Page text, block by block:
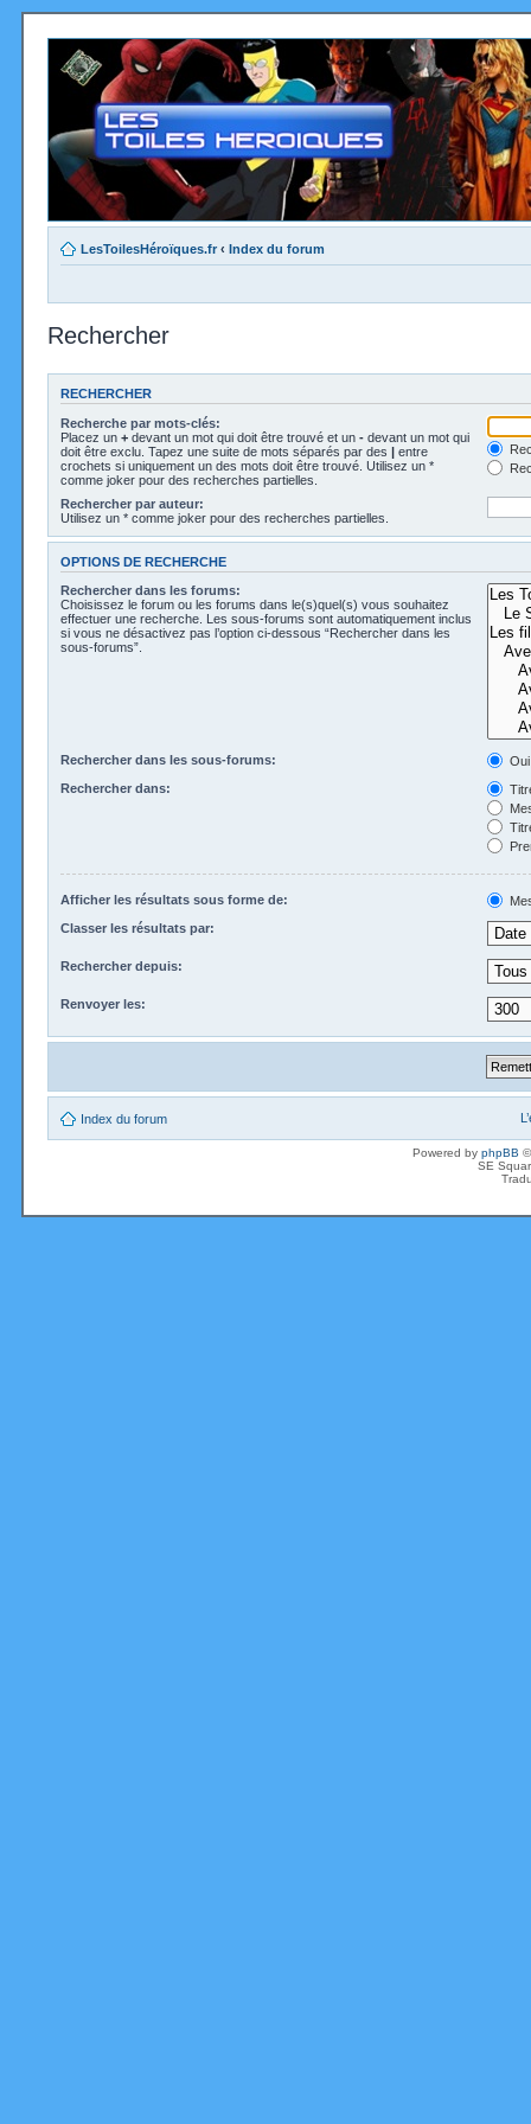
LesToilesHéroïques.fr ‹ Index du forum
Rechercher
RECHERCHER
Recherche par mots-clés:
Placez un + devant un mot qui doit être trouvé et un - devant un mot qui
doit être exclu. Tapez une suite de mots séparés par des | entre
crochets si uniquement un des mots doit être trouvé. Utilisez un *
comme joker pour des recherches partielles.
Rechercher par auteur:
Utilisez un * comme joker pour des recherches partielles.
OPTIONS DE RECHERCHE
Rechercher dans les forums:
Choisissez le forum ou les forums dans le(s)quel(s) vous souhaitez
effectuer une recherche. Les sous-forums sont automatiquement inclus
si vous ne désactivez pas l’option ci-dessous “Rechercher dans les
sous-forums”.
Rechercher dans les sous-forums:
Oui
Rechercher dans:
Afficher les résultats sous forme de:
Classer les résultats par:
Rechercher depuis:
Renvoyer les:
Index du forum
Powered by phpBB
SE